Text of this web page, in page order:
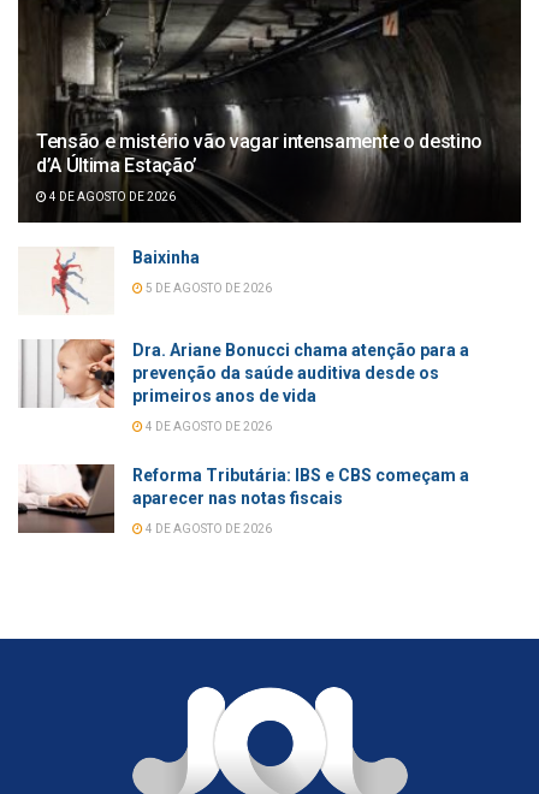
Tensão e mistério vão vagar intensamente o destino
d’A Última Estação’
4 DE AGOSTO DE 2026
Baixinha
5 DE AGOSTO DE 2026
Dra. Ariane Bonucci chama atenção para a
prevenção da saúde auditiva desde os
primeiros anos de vida
4 DE AGOSTO DE 2026
Reforma Tributária: IBS e CBS começam a
aparecer nas notas fiscais
4 DE AGOSTO DE 2026